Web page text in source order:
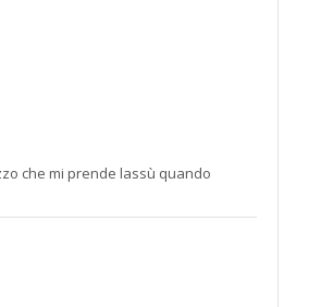
che mi prende lassù quando